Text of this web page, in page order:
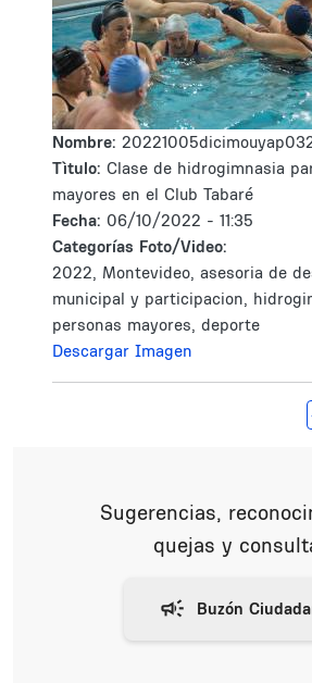
Nombre:
Tìtulo: Clase de hidrogimnasia
mayores en el Club Tabaré
Fecha: 06/10/2022 - 11:35
Categorías Foto/Video:
2022, Montevideo, asesoria de
municipal y participacion,
personas mayores, deporte
Descargar Imagen
Sugerencias,
quejas y